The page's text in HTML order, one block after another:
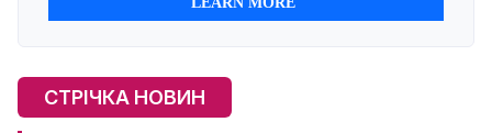
СТРІЧКА НОВИН